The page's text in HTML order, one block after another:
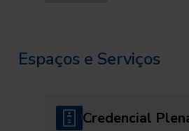
Espaços e Serviços
Credencial